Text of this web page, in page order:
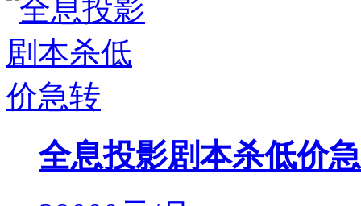
全息投影剧本杀低价